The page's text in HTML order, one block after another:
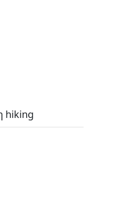
hiking